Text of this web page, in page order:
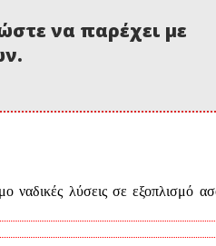
να παρέχει με
λύσεις σε εξοπλισμό